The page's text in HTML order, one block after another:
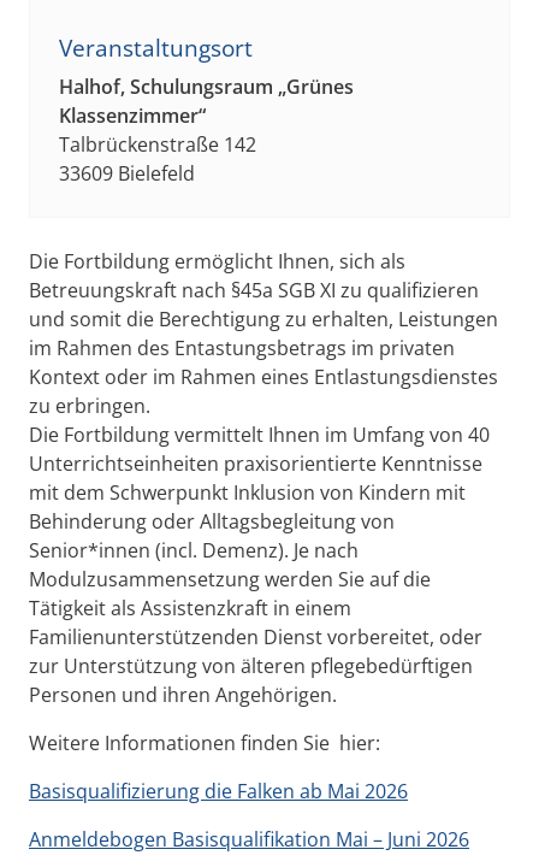
Veranstaltungsort
Halhof, Schulungsraum „Grünes
Klassenzimmer“
Talbrückenstraße 142
33609 Bielefeld
Die Fortbildung ermöglicht Ihnen, sich als
Betreuungskraft nach §45a SGB XI zu qualifizieren
und somit die Berechtigung zu erhalten, Leistungen
im Rahmen des Entastungsbetrags im privaten
Kontext oder im Rahmen eines Entlastungsdienstes
zu erbringen.
Die Fortbildung vermittelt Ihnen im Umfang von 40
Unterrichtseinheiten praxisorientierte Kenntnisse
mit dem Schwerpunkt Inklusion von Kindern mit
Behinderung oder Alltagsbegleitung von
Senior*innen (incl. Demenz). Je nach
Modulzusammensetzung werden Sie auf die
Tätigkeit als Assistenzkraft in einem
Familienunterstützenden Dienst vorbereitet, oder
zur Unterstützung von älteren pflegebedürftigen
Personen und ihren Angehörigen.
Weitere Informationen finden Sie hier:
Basisqualifizierung die Falken ab Mai 2026
Anmeldebogen Basisqualifikation Mai – Juni 2026